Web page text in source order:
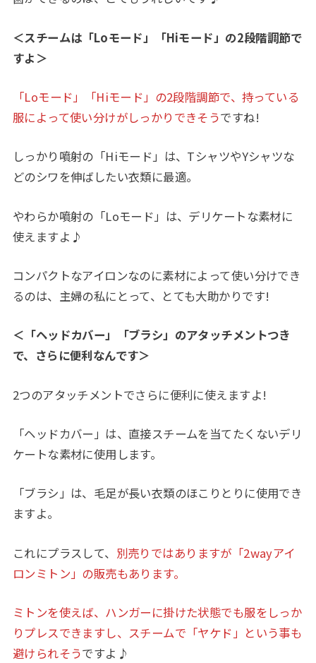
＜スチームは「Loモード」「Hiモード」の2段階調節で
すよ＞
「Loモード」「Hiモード」の2段階調節で、持っている
服によって使い分けがしっかりできそうですね!
しっかり噴射の「Hiモード」は、TシャツやYシャツな
どのシワを伸ばしたい衣類に最適。
やわらか噴射の「Loモード」は、デリケートな素材に
使えますよ♪
コンパクトなアイロンなのに素材によって使い分けでき
るのは、主婦の私にとって、とても大助かりです!
＜「ヘッドカバー」「ブラシ」のアタッチメントつき
で、さらに便利なんです＞
2つのアタッチメントでさらに便利に使えますよ!
「ヘッドカバー」は、直接スチームを当てたくないデリ
ケートな素材に使用します。
「ブラシ」は、毛足が長い衣類のほこりとりに使用でき
ますよ。
これにプラスして、 別売りではありますが「2wayアイ
ロンミトン」の販売もあります。
ミトンを使えば、ハンガーに掛けた状態でも服をしっか
りプレスできますし、スチームで「ヤケド」という事も
避けられそうですよ♪